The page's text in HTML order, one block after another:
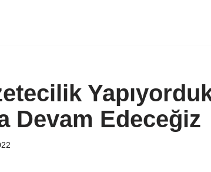
Devam Edeceğiz